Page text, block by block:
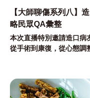
【大師聊傷系列八】
略民眾QA彙整
本次直播特別邀請造口病
從手術到康復，從心態調